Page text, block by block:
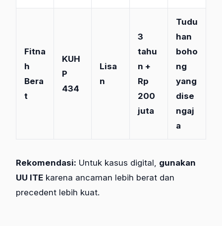
Fitna
h
Bera
t
KUH
P
434
Lisa
n
3
tahu
n +
Rp
200
juta
Tudu
han
boho
ng
yang
dise
ngaj
a
Rekomendasi: Untuk kasus digital, gunakan
UU ITE karena ancaman lebih berat dan
precedent lebih kuat.